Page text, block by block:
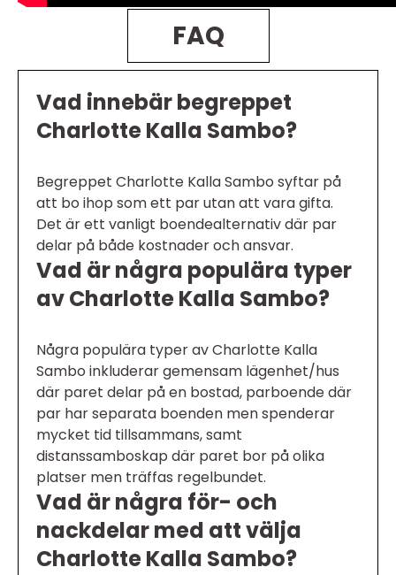
FAQ
Vad innebär begreppet
Charlotte Kalla Sambo?
Begreppet Charlotte Kalla Sambo syftar på
att bo ihop som ett par utan att vara gifta.
Det är ett vanligt boendealternativ där par
delar på både kostnader och ansvar.
Vad är några populära typer
av Charlotte Kalla Sambo?
Några populära typer av Charlotte Kalla
Sambo inkluderar gemensam lägenhet/hus
där paret delar på en bostad, parboende där
par har separata boenden men spenderar
mycket tid tillsammans, samt
distanssamboskap där paret bor på olika
platser men träffas regelbundet.
Vad är några för- och
nackdelar med att välja
Charlotte Kalla Sambo?